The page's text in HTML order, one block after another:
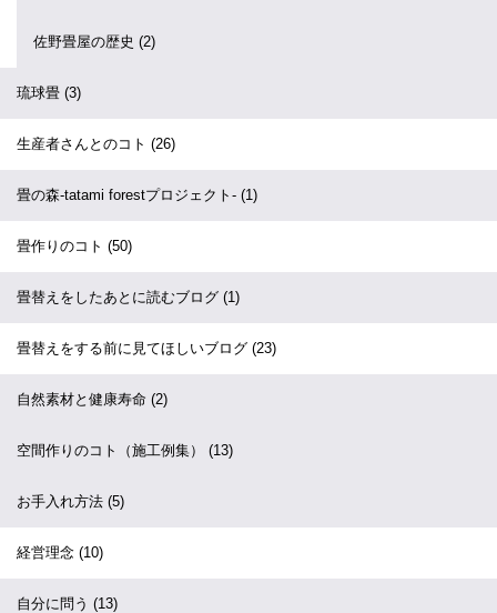
佐野畳屋の歴史 (2)
琉球畳 (3)
生産者さんとのコト (26)
畳の森-tatami forestプロジェクト- (1)
畳作りのコト (50)
畳替えをしたあとに読むブログ (1)
畳替えをする前に見てほしいブログ (23)
自然素材と健康寿命 (2)
空間作りのコト（施工例集） (13)
お手入れ方法 (5)
経営理念 (10)
自分に問う (13)